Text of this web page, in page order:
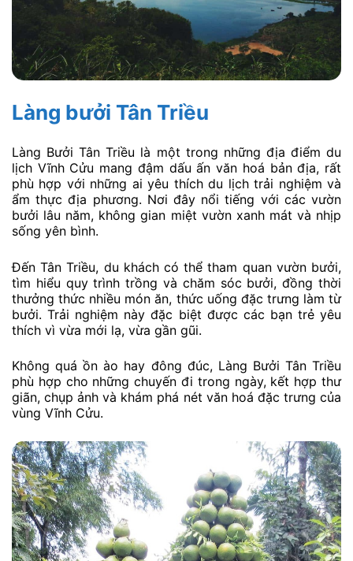
Làng bưởi Tân Triều
Làng Bưởi Tân Triều là một trong những địa điểm du
lịch Vĩnh Cửu mang đậm dấu ấn văn hoá bản địa, rất
phù hợp với những ai yêu thích du lịch trải nghiệm và
ẩm thực địa phương. Nơi đây nổi tiếng với các vườn
bưởi lâu năm, không gian miệt vườn xanh mát và nhịp
sống yên bình.
Đến Tân Triều, du khách có thể tham quan vườn bưởi,
tìm hiểu quy trình trồng và chăm sóc bưởi, đồng thời
thưởng thức nhiều món ăn, thức uống đặc trưng làm từ
bưởi. Trải nghiệm này đặc biệt được các bạn trẻ yêu
thích vì vừa mới lạ, vừa gần gũi.
Không quá ồn ào hay đông đúc, Làng Bưởi Tân Triều
phù hợp cho những chuyến đi trong ngày, kết hợp thư
giãn, chụp ảnh và khám phá nét văn hoá đặc trưng của
vùng Vĩnh Cửu.